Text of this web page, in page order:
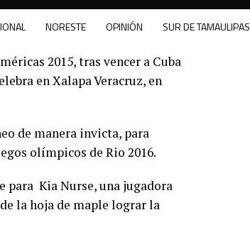
NORESTE OPINIÓN SUR DE TAMAULIPAS
2015, tras vencer a Cuba
en Xalapa Veracruz, en
de manera invicta, para
olímpicos de Rio 2016.
para Kia Nurse, una jugadora
la hoja de maple lograr la